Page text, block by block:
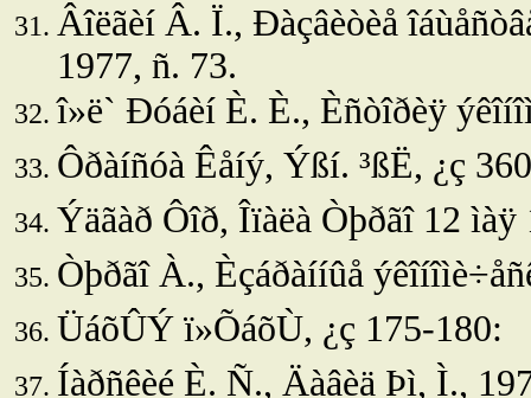
Âîëãèí Â. Ï., Ðàçâèòèå
1977, ñ. 73.
î»ë` Ðóáèí È. È., Èñòîðèÿ
Ôðàíñóà Êåíý, Ýßí. ³ßË, ¿ç
Ýäãàð Ôîð, Îïàëà Òþðãî 12
Òþðãî À., Èçáðàííûå
ÜáõÛÝ ï»ÕáõÙ, ¿ç 175-180:
Íàðñêèé È. Ñ., Äàâèä Þì, Ì.,